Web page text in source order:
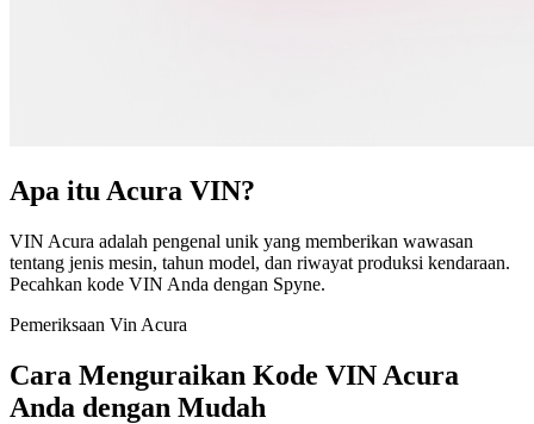
Apa itu Acura VIN?
VIN Acura adalah pengenal unik yang memberikan wawasan
tentang jenis mesin, tahun model, dan riwayat produksi kendaraan.
Pecahkan kode VIN Anda dengan Spyne.
Pemeriksaan Vin Acura
Cara Menguraikan Kode VIN Acura
Anda dengan Mudah